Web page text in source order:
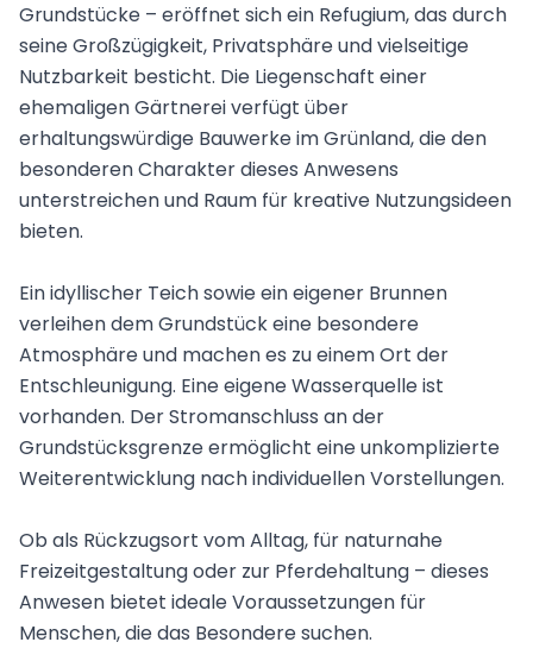
Grundstücke – eröffnet sich ein Refugium, das durch
seine Großzügigkeit, Privatsphäre und vielseitige
Nutzbarkeit besticht. Die Liegenschaft einer
ehemaligen Gärtnerei verfügt über
erhaltungswürdige Bauwerke im Grünland, die den
besonderen Charakter dieses Anwesens
unterstreichen und Raum für kreative Nutzungsideen
bieten.
Ein idyllischer Teich sowie ein eigener Brunnen
verleihen dem Grundstück eine besondere
Atmosphäre und machen es zu einem Ort der
Entschleunigung. Eine eigene Wasserquelle ist
vorhanden. Der Stromanschluss an der
Grundstücksgrenze ermöglicht eine unkomplizierte
Weiterentwicklung nach individuellen Vorstellungen.
Ob als Rückzugsort vom Alltag, für naturnahe
Freizeitgestaltung oder zur Pferdehaltung – dieses
Anwesen bietet ideale Voraussetzungen für
Menschen, die das Besondere suchen.